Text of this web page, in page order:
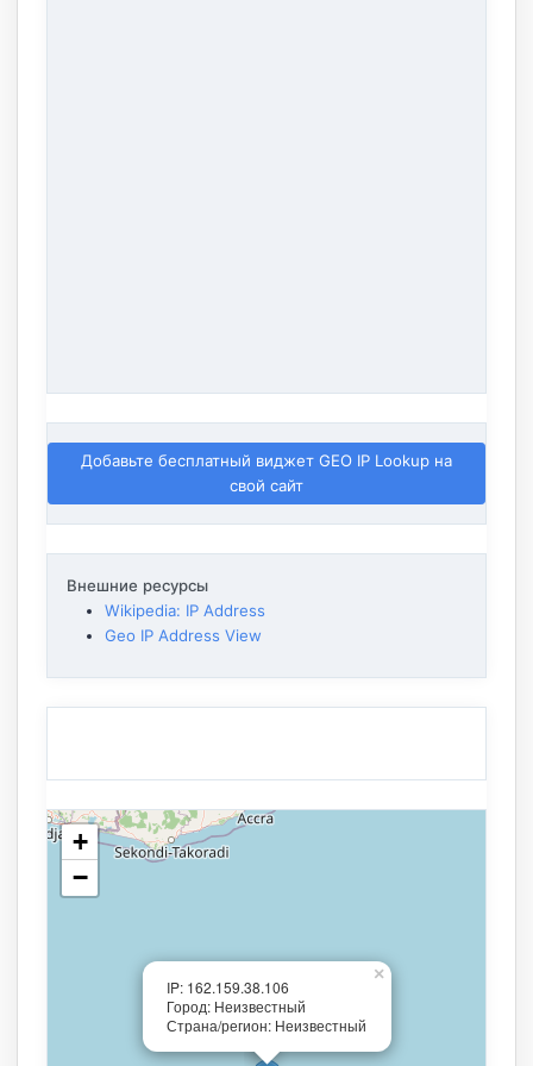
Добавьте бесплатный виджет GEO IP Lookup на
свой сайт
Внешние ресурсы
Wikipedia: IP Address
Geo IP Address View
IP: 162.159.38.106
Город: Неизвестный
Страна/регион: Неизвестный
×
+
−